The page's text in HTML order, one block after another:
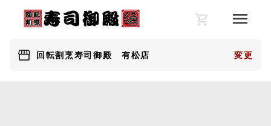
回転割烹寿司御殿 有松店 変更